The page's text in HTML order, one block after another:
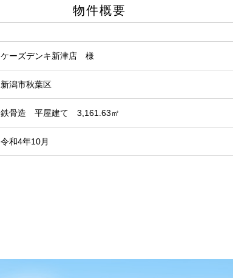
物件概要
ケーズデンキ新津店 様
新潟市秋葉区
鉄骨造 平屋建て 3,161.63㎡
令和4年10月